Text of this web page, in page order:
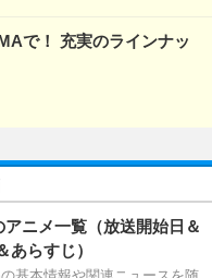
で！ 充実のラインナッ
アニメ一覧（放送開始日＆
らすじ）